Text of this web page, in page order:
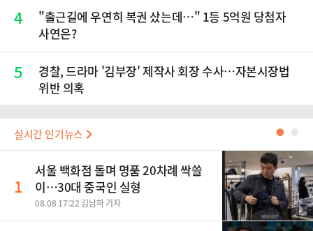
4
"출근길에 우연히 복권 샀는데…" 1등 5억원 당첨자
사연은?
5
경찰, 드라마 '김부장' 제작사 회장 수사…자본시장법
위반 의혹
실시간 인기뉴스 ●
1
서울 백화점 돌며 명품 20차례 싹쓸
이…30대 중국인 실형
08.08 17:22 김남하 기자